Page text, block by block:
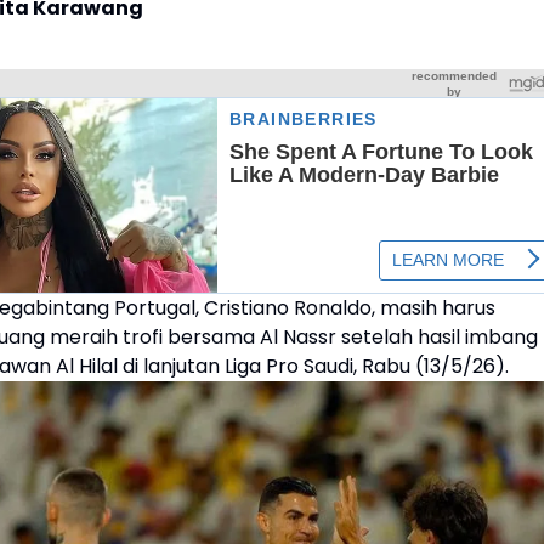
Karawang
Portugal, Cristiano Ronaldo, masih harus
meraih trofi bersama Al Nassr setelah hasil imbang
Al Hilal di lanjutan Liga Pro Saudi, Rabu (13/5/26).